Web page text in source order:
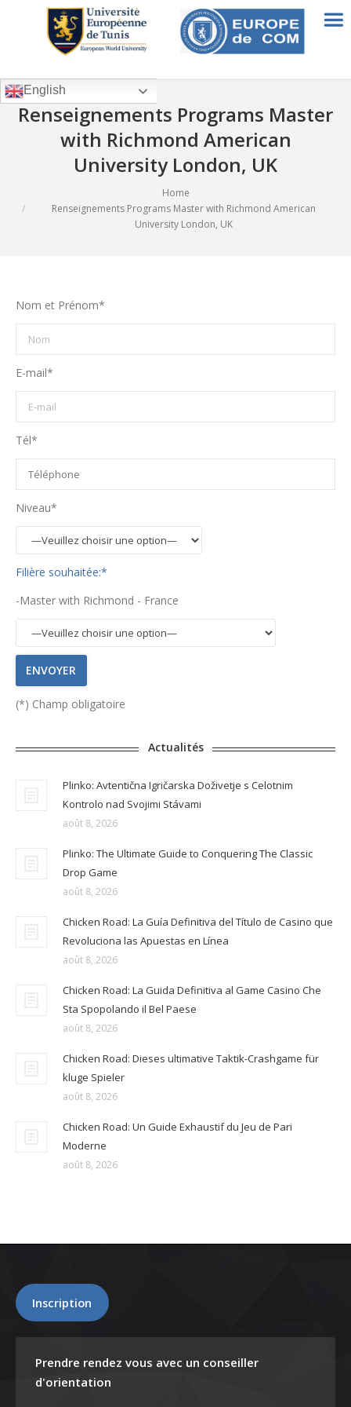
Renseignements Programs Master
with Richmond American
University London, UK
Home
Renseignements Programs Master with Richmond American
University London, UK
Nom et Prénom*
E-mail*
Tél*
Niveau*
Filière souhaitée:*
-Master with Richmond - France
(*) Champ obligatoire
Actualités
Plinko: Avtentična Igričarska Doživetje s Celotnim
Kontrolo nad Svojimi Stávami
août 8, 2026
Plinko: The Ultimate Guide to Conquering The Classic
Drop Game
août 8, 2026
Chicken Road: La Guía Definitiva del Título de Casino que
Revoluciona las Apuestas en Línea
août 8, 2026
Chicken Road: La Guida Definitiva al Game Casino Che
Sta Spopolando il Bel Paese
août 8, 2026
Chicken Road: Dieses ultimative Taktik-Crashgame für
kluge Spieler
août 8, 2026
Chicken Road: Un Guide Exhaustif du Jeu de Pari
Moderne
août 8, 2026
Inscription
Prendre rendez vous avec un conseiller
d'orientation
English